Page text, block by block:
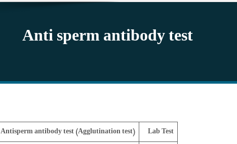
Anti sperm antibody test
Lab Test
Antisperm antibody test(Agglutination test)